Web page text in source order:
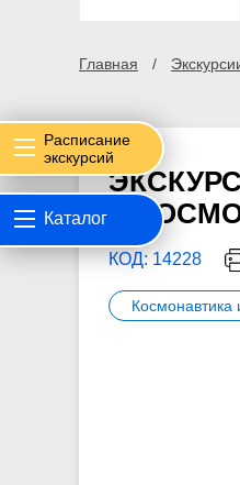
Главная
Расписание
экскурсий
Каталог
И
КОД: 14228
Космонавтика